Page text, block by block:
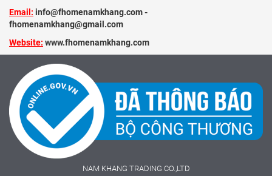
Email: info@fhomenamkhang.com -
fhomenamkhang@gmail.com
Website: www.fhomenamkhang.com
NAM KHANG TRADING CO.,LTD